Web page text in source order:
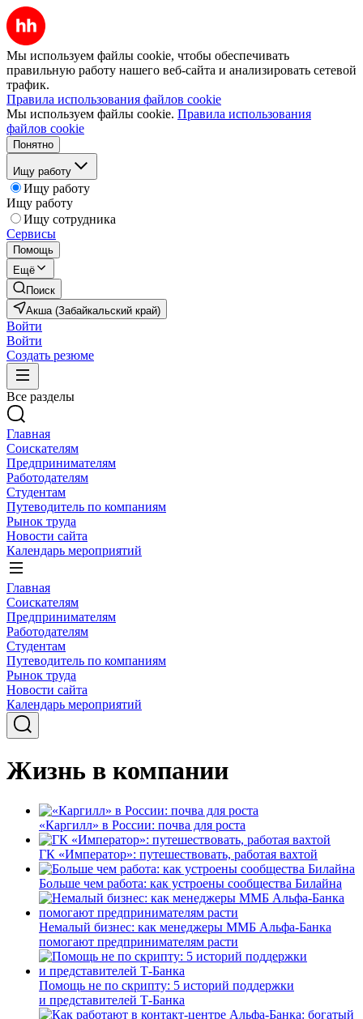
Мы используем файлы cookie, чтобы обеспечивать
правильную работу нашего веб-сайта и анализировать сетевой
трафик.
Правила использования файлов cookie
Мы используем файлы cookie. Правила использования
файлов cookie
Понятно
Ищу работу
Ищу работу
Ищу работу
Ищу сотрудника
Сервисы
Помощь
Ещё
Поиск
Акша (Забайкальский край)
Войти
Войти
Создать резюме
Все разделы
Главная
Соискателям
Предпринимателям
Работодателям
Студентам
Путеводитель по компаниям
Рынок труда
Новости сайта
Календарь мероприятий
Главная
Соискателям
Предпринимателям
Работодателям
Студентам
Путеводитель по компаниям
Рынок труда
Новости сайта
Календарь мероприятий
Жизнь в компании
«Каргилл» в России: почва для роста
ГК «Император»: путешествовать, работая вахтой
Больше чем работа: как устроены сообщества Билайна
Немалый бизнес: как менеджеры ММБ Альфа-Банка
помогают предпринимателям расти
Помощь не по скрипту: 5 историй поддержки
и представителей Т-Банка